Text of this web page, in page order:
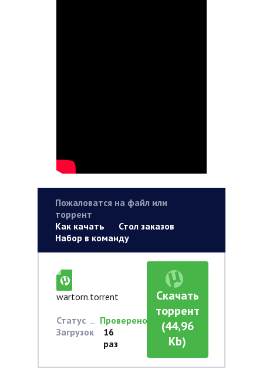
Пожаловатся на файл или
торрент
Как качать
Стол заказов
Набор в команду
wartorn.torrent
Статус
Проверено
Загрузок
16
раз
Скачать
торрент
(44,96
Kb)